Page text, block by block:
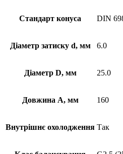
Стандарт конуса DIN
Діаметр затиску d, мм 6.0
Діаметр D, мм 25.0
Довжина А, мм 160
Внутрішнє охолодження Так